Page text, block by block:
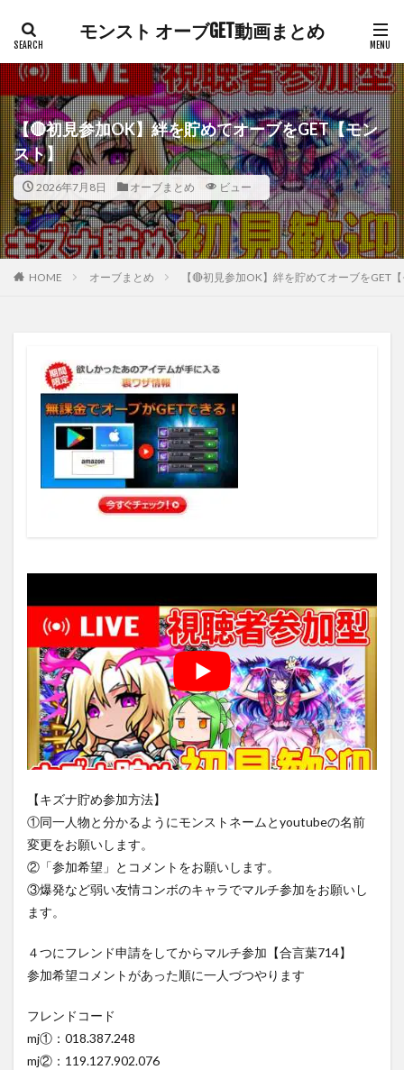
モンスト オーブGET動画まとめ
【🔴初見参加OK】絆を貯めてオーブをGET【モン
スト】
2026年7月8日 オーブまとめ ビュー
HOME オーブまとめ 【🔴初見参加OK】絆を貯めてオーブをGET
【キズナ貯め参加方法】
①同一人物と分かるようにモンストネームとyoutubeの名前
変更をお願いします。
②「参加希望」とコメントをお願いします。
③爆発など弱い友情コンボのキャラでマルチ参加をお願いし
ます。
４つにフレンド申請をしてからマルチ参加【合言葉714】
参加希望コメントがあった順に一人づつやります
フレンドコード
mj①：018.387.248
mj②：119.127.902.076